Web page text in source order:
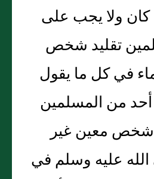
ولا يجب على
تقليد شخص
في كل ما يقول
من المسلمين
شخص معين غير
عليه وسلم في